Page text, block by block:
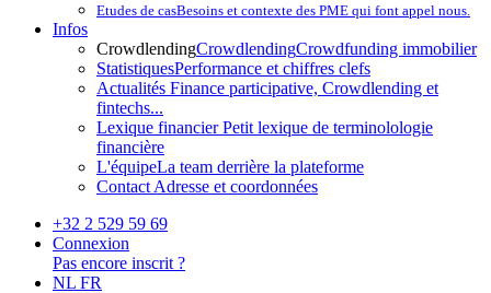
Etudes de casBesoins et contexte des PME qui font appel nous.
Infos
CrowdlendingCrowdlendingCrowdfunding immobilier
StatistiquesPerformance et chiffres clefs
Actualités Finance participative, Crowdlending et
fintechs...
Lexique financierPetit lexique de terminolologie
financière
L'équipeLa team derrière la plateforme
Contact Adresse et coordonnées
+32 2 529 59 69
Connexion
Pas encore inscrit ?
NL FR